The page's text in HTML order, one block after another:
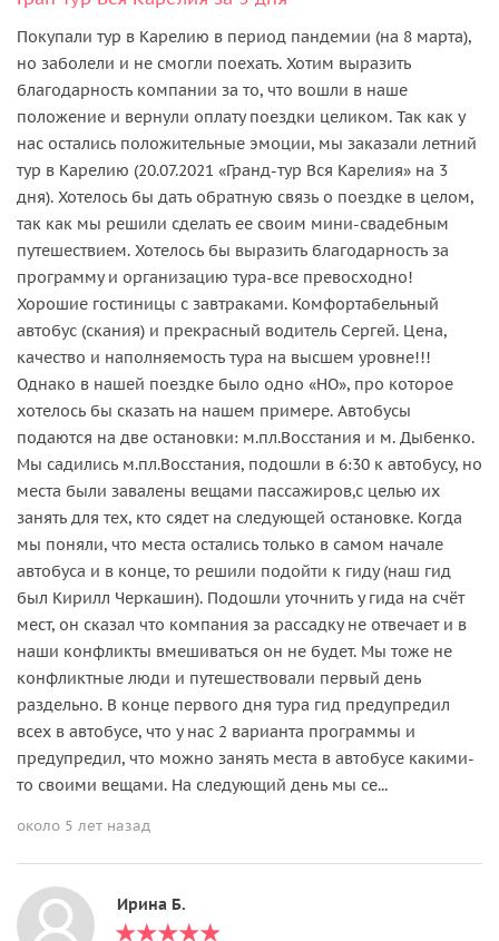
Покупали тур в Карелию в период пандемии (на 8 марта),
но заболели и не смогли поехать. Хотим выразить
благодарность компании за то, что вошли в наше
положение и вернули оплату поездки целиком. Так как у
нас остались положительные эмоции, мы заказали летний
тур в Карелию (20.07.2021 «Гранд-тур Вся Карелия» на 3
дня). Хотелось бы дать обратную связь о поездке в целом,
так как мы решили сделать ее своим мини-свадебным
путешествием. Хотелось бы выразить благодарность за
программу и организацию тура-все превосходно!
Хорошие гостиницы с завтраками. Комфортабельный
автобус (скания) и прекрасный водитель Сергей. Цена,
качество и наполняемость тура на высшем уровне!!!
Однако в нашей поездке было одно «НО», про которое
хотелось бы сказать на нашем примере. Автобусы
подаются на две остановки: м.пл.Восстания и м. Дыбенко.
Мы садились м.пл.Восстания, подошли в 6:30 к автобусу, но
места были завалены вещами пассажиров,с целью их
занять для тех, кто сядет на следующей остановке. Когда
мы поняли, что места остались только в самом начале
автобуса и в конце, то решили подойти к гиду (наш гид
был Кирилл Черкашин). Подошли уточнить у гида на счёт
мест, он сказал что компания за рассадку не отвечает и в
наши конфликты вмешиваться он не будет. Мы тоже не
конфликтные люди и путешествовали первый день
раздельно. В конце первого дня тура гид предупредил
всех в автобусе, что у нас 2 варианта программы и
предупредил, что можно занять места в автобусе какими-
то своими вещами. На следующий день мы се...
около 5 лет назад
Ирина Б.